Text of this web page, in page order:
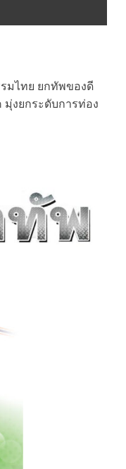
มไทย ยกทัพของดี
มุ่งยกระดับการท่อง